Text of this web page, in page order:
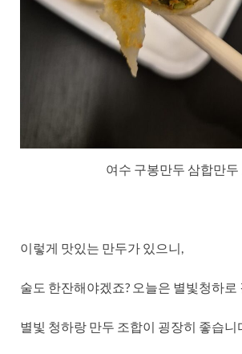
여수 구봉만두 삼합만두
이렇게 맛있는 만두가 있으니,
술도 한잔해야겠죠? 오늘은 별빛청하
별빛 청하랑 만두 조합이 굉장히 좋습니